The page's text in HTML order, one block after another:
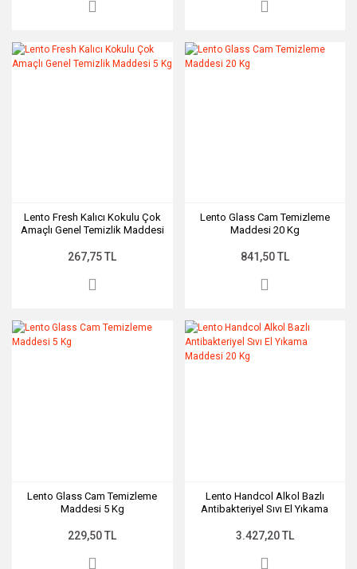
Lento Fresh Kalıcı Kokulu Çok
Amaçlı Genel Temizlik Maddesi
267,75 TL
Lento Glass Cam Temizleme
Maddesi 20 Kg
841,50 TL
Lento Glass Cam Temizleme
Maddesi 5 Kg
229,50 TL
Lento Handcol Alkol Bazlı
Antibakteriyel Sıvı El Yıkama
3.427,20 TL